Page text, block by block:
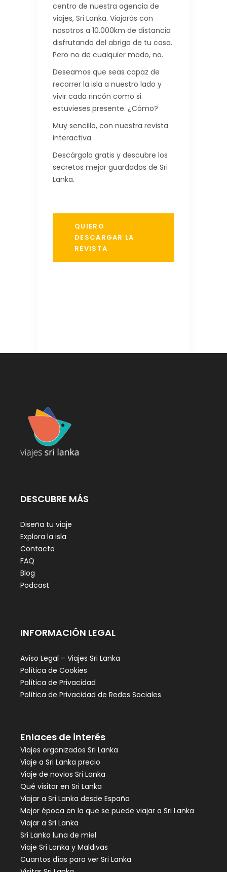
centro de nuestra agencia de
viajes, Sri Lanka. Viajarás con
nosotros a 10.000km de distancia
disfrutando del abrigo de tu casa.
Pero no de cualquier modo, no.
Deseamos que seas capaz de
recorrer la isla a nuestro lado y
vivir cada rincón como si
estuvieses presente. ¿Cómo?
Muy sencillo, con nuestra revista
interactiva.
Descárgala gratis y descubre los
secretos mejor guardados de Sri
Lanka.
QUIERO
DESCARGAR LA
REVISTA
DESCUBRE MÁS
Diseña tu viaje
Explora la isla
Contacto
FAQ
Blog
Podcast
INFORMACIÓN LEGAL
Aviso Legal – Viajes Sri Lanka
Política de Cookies
Política de Privacidad
Política de Privacidad de Redes Sociales
Enlaces de interés
Viajes organizados Sri Lanka
Viaje a Sri Lanka precio
Viaje de novios Sri Lanka
Qué visitar en Sri Lanka
Viajar a Sri Lanka desde España
Mejor época en la que se puede viajar a Sri Lanka
Viajar a Sri Lanka
Sri Lanka luna de miel
Viaje Sri Lanka y Maldivas
Cuantos días para ver Sri Lanka